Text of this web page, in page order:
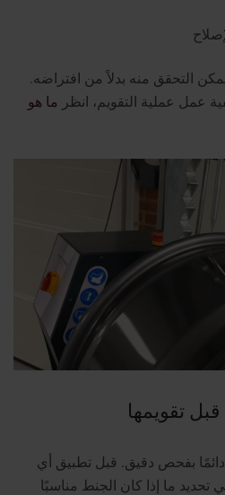
التحقق منه بدلاً من افتراضه.
عمل عملية التقويم، انظر ما هو
تقويمها
دائمًا بفحص دقيق. قبل تطبيق أي
ما إذا كان الجنط مناسبًا